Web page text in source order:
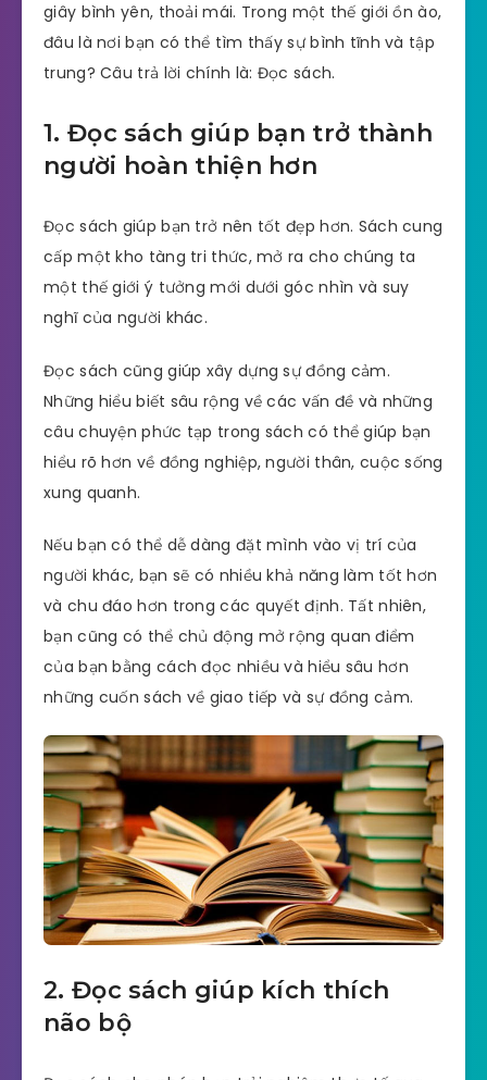
giây bình yên, thoải mái. Trong một thế giới ồn ào,
đâu là nơi bạn có thể tìm thấy sự bình tĩnh và tập
trung? Câu trả lời chính là: Đọc sách.
1. Đọc sách giúp bạn trở thành
người hoàn thiện hơn
Đọc sách giúp bạn trở nên tốt đẹp hơn. Sách cung
cấp một kho tàng tri thức, mở ra cho chúng ta
một thế giới ý tưởng mới dưới góc nhìn và suy
nghĩ của người khác.
Đọc sách cũng giúp xây dựng sự đồng cảm.
Những hiểu biết sâu rộng về các vấn đề và những
câu chuyện phức tạp trong sách có thể giúp bạn
hiểu rõ hơn về đồng nghiệp, người thân, cuộc sống
xung quanh.
Nếu bạn có thể dễ dàng đặt mình vào vị trí của
người khác, bạn sẽ có nhiều khả năng làm tốt hơn
và chu đáo hơn trong các quyết định. Tất nhiên,
bạn cũng có thể chủ động mở rộng quan điểm
của bạn bằng cách đọc nhiều và hiểu sâu hơn
những cuốn sách về giao tiếp và sự đồng cảm.
2. Đọc sách giúp kích thích
não bộ